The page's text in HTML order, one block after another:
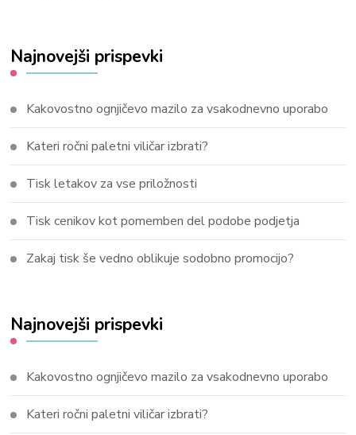
Najnovejši prispevki
Kakovostno ognjičevo mazilo za vsakodnevno uporabo
Kateri ročni paletni viličar izbrati?
Tisk letakov za vse priložnosti
Tisk cenikov kot pomemben del podobe podjetja
Zakaj tisk še vedno oblikuje sodobno promocijo?
Najnovejši prispevki
Kakovostno ognjičevo mazilo za vsakodnevno uporabo
Kateri ročni paletni viličar izbrati?